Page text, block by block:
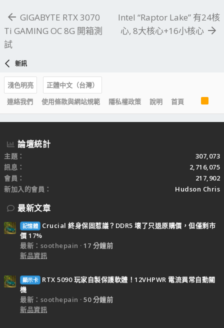
GIGABYTE RTX 3070
Ti GAMING OC 8G 開箱測
試
Intel “Raptor Lake” 有24核
心, 8大核心+16小核心
新訊
淺色明亮
正體中文（台灣）
連絡我們
使用條款與網站規範 隱私權政策 說明 首頁
R
S
S
論壇統計
主題
307,073
訊息
2,716,075
會員
217,902
新加入的會員
Hudson Chris
最新文章
記憶體
Crucial 終身保固惹議？DDR5 壞了只退原購價，但僅剩市
價 17%
最新：soothepain
17 分鐘前
新品資訊
顯示卡
RTX 5090 玩家自製保護軟體！12VHPWR 電流異常自動關
機
最新：soothepain
50 分鐘前
新品資訊